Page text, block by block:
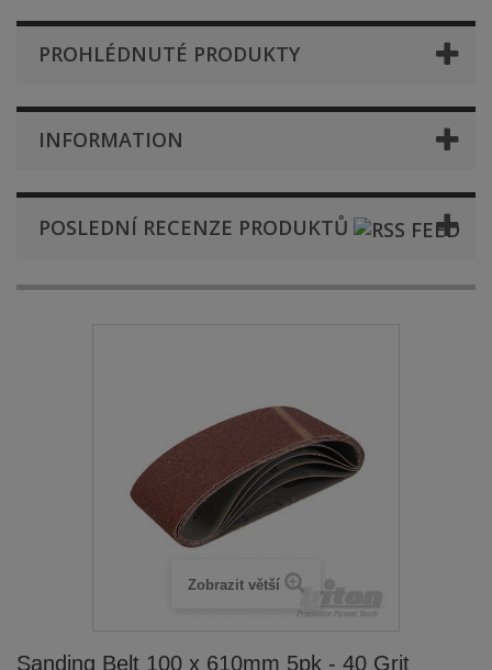
PROHLÉDNUTÉ PRODUKTY
INFORMATION
POSLEDNÍ RECENZE PRODUKTŮ
Zobrazit větší
Sanding Belt 100 x 610mm 5pk - 40 Grit